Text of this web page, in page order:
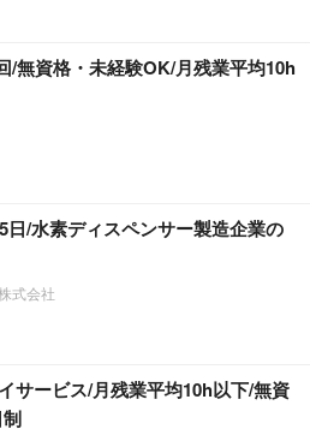
/無資格・未経験OK/月残業平均10h
日/水素ディスペンサー製造企業の
式会社
サービス/月残業平均10h以下/無資